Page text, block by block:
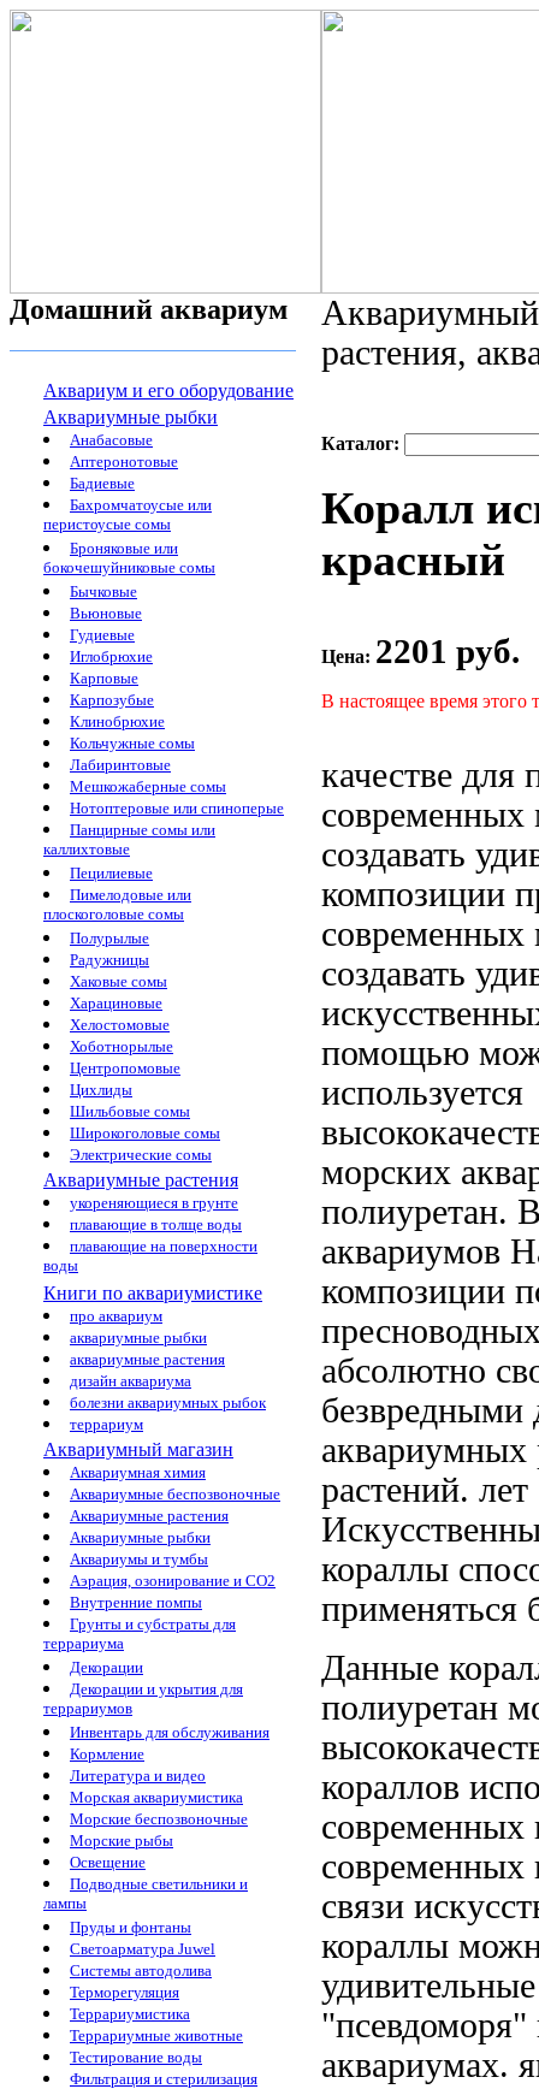
Домашний аквариум
Аквариум и его оборудование
Аквариумные рыбки
Анабасовые
Аптеронотовые
Бадиевые
Бахромчатоусые или
перистоусые сомы
Броняковые или
бокочешуйниковые сомы
Бычковые
Вьюновые
Гудиевые
Иглобрюхие
Карповые
Карпозубые
Клинобрюхие
Кольчужные сомы
Лабиринтовые
Мешкожаберные сомы
Нотоптеровые или спиноперые
Панцирные сомы или
каллихтовые
Пецилиевые
Пимелодовые или
плоскоголовые сомы
Полурылые
Радужницы
Хаковые сомы
Харациновые
Хелостомовые
Хоботнорылые
Центропомовые
Цихлиды
Шильбовые сомы
Широкоголовые сомы
Электрические сомы
Аквариумные растения
укореняющиеся в грунте
плавающие в толще воды
плавающие на поверхности
воды
Книги по аквариумистике
про аквариум
аквариумные рыбки
аквариумные растения
дизайн аквариума
болезни аквариумных рыбок
террариум
Аквариумный магазин
Аквариумная химия
Аквариумные беспозвоночные
Аквариумные растения
Аквариумные рыбки
Аквариумы и тумбы
Аэрация, озонирование и CO2
Внутренние помпы
Грунты и субстраты для
террариума
Декорации
Декорации и укрытия для
террариумов
Инвентарь для обслуживания
Кормление
Литература и видео
Морская аквариумистика
Морские беспозвоночные
Морские рыбы
Освещение
Подводные светильники и
лампы
Пруды и фонтаны
Светоарматура Juwel
Системы автодолива
Терморегуляция
Террариумистика
Террариумные животные
Тестирование воды
Фильтрация и стерилизация
растения,
Каталог:
Коралл
красный
Цена: 2201 руб.
В настоящее время этого
качестве для
современных
создавать
композиции
современных
создавать
помощью
используется
морских
полиуретан.
аквариумов
композиции
абсолютно
безвредными
растений. лет
кораллы
применяться
Данные
полиуретан
кораллов
современных
современных
связи
кораллы
аквариумах.